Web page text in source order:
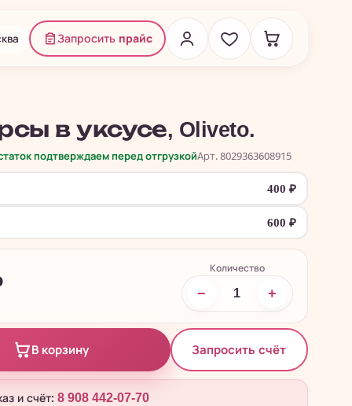
Запросить прайс
в уксусе, Oliveto.
подтверждаем перед отгрузкойАрт. 8029363608915
400₽
600₽
Количество
− +
В корзину Запросить счёт
и счёт: 8 908 442-07-70